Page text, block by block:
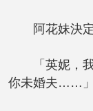
阿花妹決定
「英妮，我
你未婚夫……」